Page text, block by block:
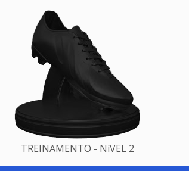
TREINAMENTO - NíVEL 2